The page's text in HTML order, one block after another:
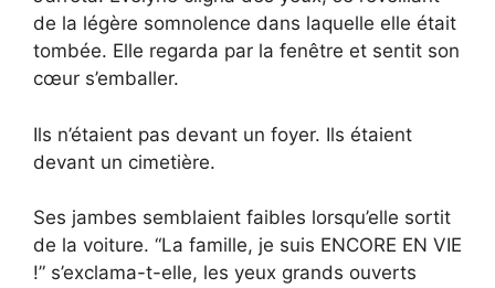
de la légère somnolence dans laquelle elle était
tombée. Elle regarda par la fenêtre et sentit son
cœur s’emballer.
Ils n’étaient pas devant un foyer. Ils étaient
devant un cimetière.
Ses jambes semblaient faibles lorsqu’elle sortit
de la voiture. “La famille, je suis ENCORE EN VIE
!” s’exclama-t-elle, les yeux grands ouverts